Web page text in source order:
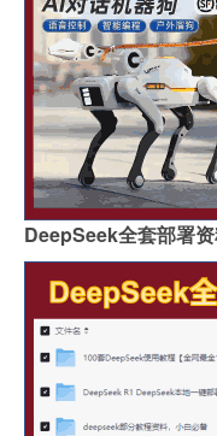
DeepSeek全套部署